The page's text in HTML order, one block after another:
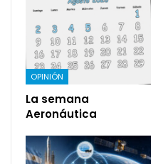
OPINIÓN
La semana
Aeronáutica